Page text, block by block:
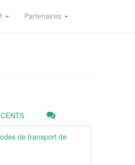
Partenaires
de transport de